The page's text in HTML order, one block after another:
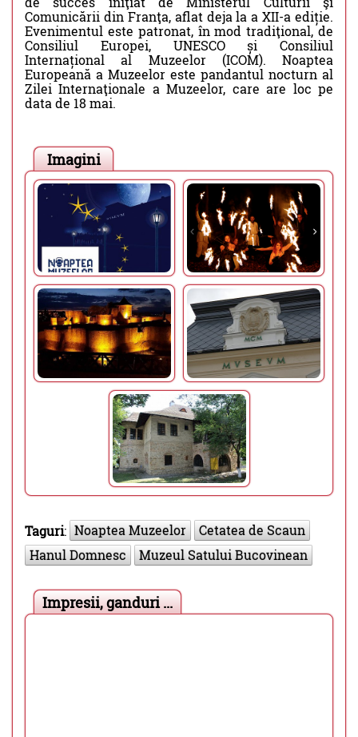
Comunicării din Franţa, aflat deja la a XII-a ediție.
Evenimentul este patronat, în mod tradiţional, de
Consiliul Europei, UNESCO și Consiliul
Internațional al Muzeelor (ICOM). Noaptea
Europeană a Muzeelor este pandantul nocturn al
Zilei Internaţionale a Muzeelor, care are loc pe
data de 18 mai.
Imagini
Taguri: Noaptea Muzeelor
Cetatea de Scaun
Hanul Domnesc
Muzeul Satului Bucovinean
Impresii, ganduri ...